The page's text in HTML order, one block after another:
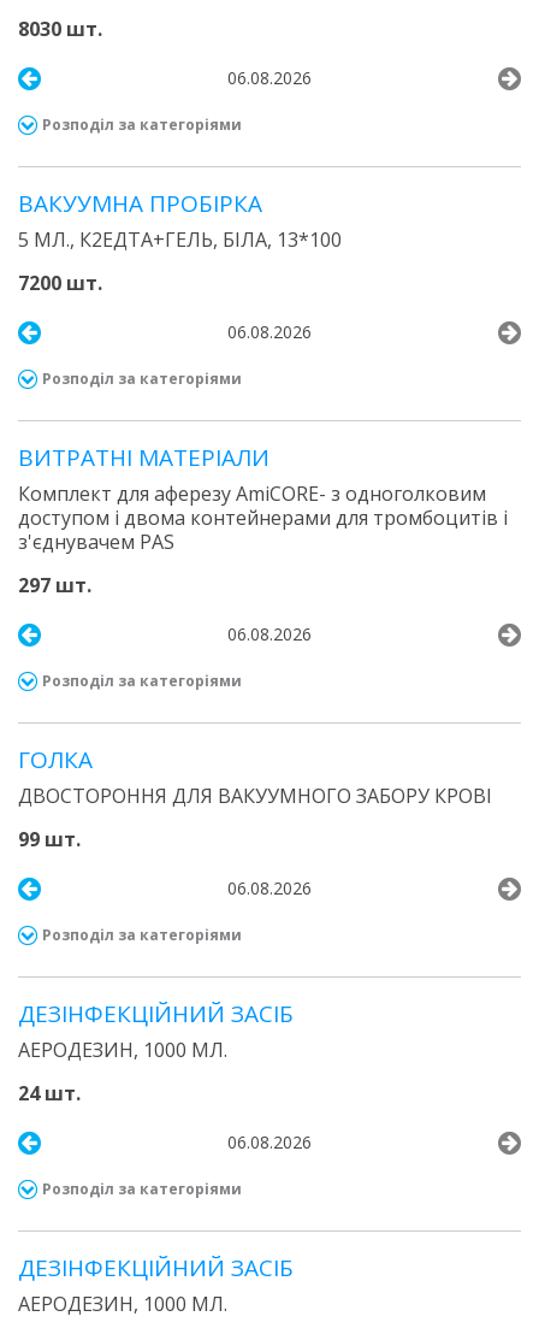
8030 шт.
06.08.2026
Розподіл за категоріями
ВАКУУМНА ПРОБІРКА
5 МЛ., К2ЕДТА+ГЕЛЬ, БІЛА, 13*100
7200 шт.
06.08.2026
Розподіл за категоріями
ВИТРАТНІ МАТЕРІАЛИ
Комплект для аферезу AmiCORE- з одноголковим
доступом і двома контейнерами для тромбоцитів і
з'єднувачем PAS
297 шт.
06.08.2026
Розподіл за категоріями
ГОЛКА
ДВОСТОРОННЯ ДЛЯ ВАКУУМНОГО ЗАБОРУ КРОВІ
99 шт.
06.08.2026
Розподіл за категоріями
ДЕЗIНФЕКЦIЙНИЙ ЗАСIБ
АЕРОДЕЗИН, 1000 МЛ.
24 шт.
06.08.2026
Розподіл за категоріями
ДЕЗІНФЕКЦІЙНИЙ ЗАСІБ
АЕРОДЕЗИН, 1000 МЛ.